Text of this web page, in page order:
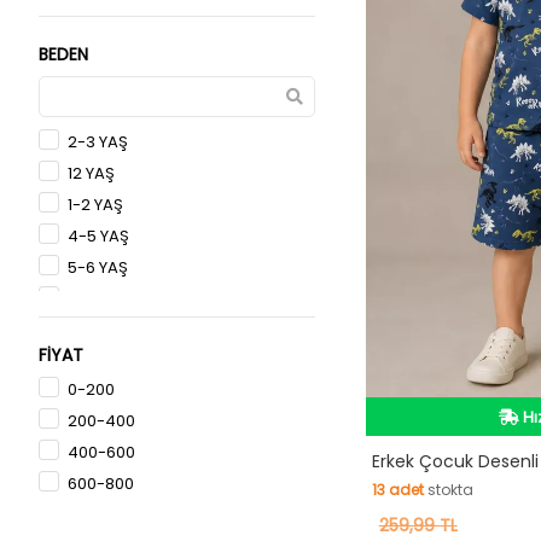
Krem
Kırmızı
BEDEN
2-3 YAŞ
12 YAŞ
1-2 YAŞ
4-5 YAŞ
5-6 YAŞ
7 YAŞ
2 YAŞ
4 YAŞ
3-4 YAŞ
7-8 YAŞ
FİYAT
0-200
200-400
400-600
600-800
Erkek Çocuk
13adetstokta
13adetstokta
259,99 TL